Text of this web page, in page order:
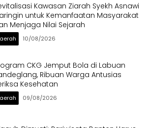
Kawasan Ziarah Syekh Asnawi
untuk Kemanfaatan Masyarakat
Menjaga Nilai Sejarah
10/08/2026
CKG Jemput Bola di Labuan
Ribuan Warga Antusias
Kesehatan
09/08/2026